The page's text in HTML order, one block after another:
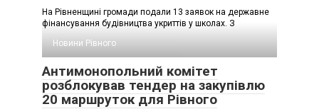
На Рівненщині громади подали 13 заявок на державне
фінансування будівництва укриттів у школах. З
Новини Рівного
Антимонопольний комітет
розблокував тендер на закупівлю
20 маршруток для Рівного